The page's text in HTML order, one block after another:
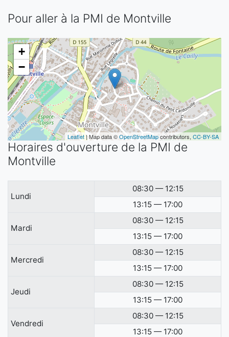
Pour aller à la PMI de Montville
+
−
Leaflet| Map data ©OpenStreetMapcontributors, CC-BY-SA
Horaires d'ouverture de la PMI de
Montville
Lundi
08:30 — 12:15
13:15 — 17:00
Mardi
08:30 — 12:15
13:15 — 17:00
Mercredi
08:30 — 12:15
13:15 — 17:00
Jeudi
08:30 — 12:15
13:15 — 17:00
Vendredi
08:30 — 12:15
13:15 — 17:00